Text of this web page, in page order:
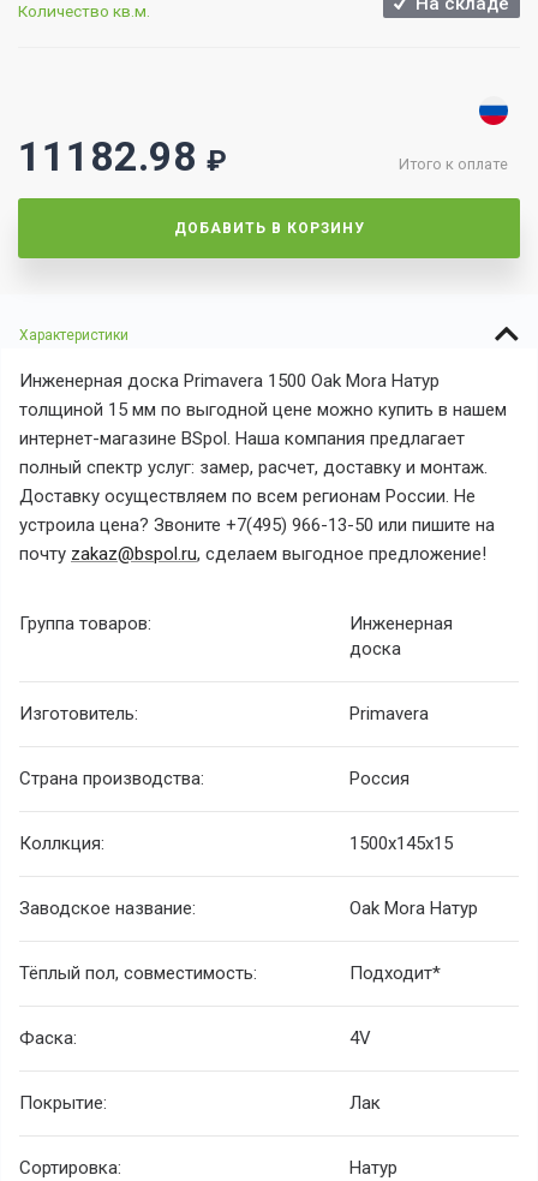
Количество кв.м.
Итого к оплате
11182.98 ₽
ДОБАВИТЬ В КОРЗИНУ
Характеристики
Инженерная доска Primavera 1500 Oak Mora Натур
толщиной 15 мм по выгодной цене можно купить в нашем
интернет-магазине BSpol. Наша компания предлагает
полный спектр услуг: замер, расчет, доставку и монтаж.
Доставку осуществляем по всем регионам России. Не
устроила цена? Звоните +7(495) 966-13-50 или пишите на
почту zakaz@bspol.ru, сделаем выгодное предложение!
Группа товаров:
Инженерная
доска
Изготовитель: Primavera
Страна производства: Россия
Коллкция: 1500x145x15
Заводское название: Oak Mora Натур
Тёплый пол, совместимость: Подходит*
Фаска: 4V
Покрытие: Лак
Сортировка: Натур